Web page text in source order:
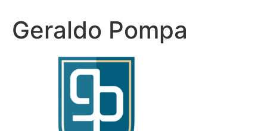
Geraldo Pompa